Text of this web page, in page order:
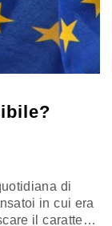
di
in cui era
il carattere